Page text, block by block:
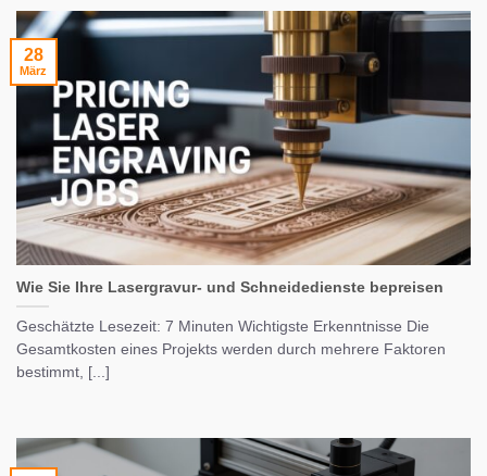
Wie Sie Ihre Lasergravur- und Schneidedienste bepreisen
Geschätzte Lesezeit: 7 Minuten Wichtigste Erkenntnisse Die
Gesamtkosten eines Projekts werden durch mehrere Faktoren
bestimmt, [...]
28
März